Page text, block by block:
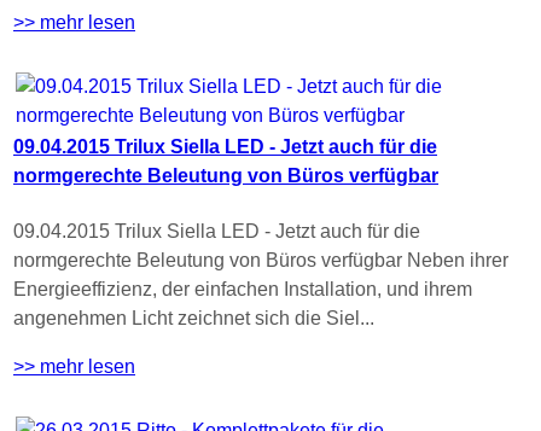
>> mehr lesen
09.04.2015 Trilux Siella LED - Jetzt auch für die
normgerechte Beleutung von Büros verfügbar
09.04.2015 Trilux Siella LED - Jetzt auch für die
normgerechte Beleutung von Büros verfügbar Neben ihrer
Energieeffizienz, der einfachen Installation, und ihrem
angenehmen Licht zeichnet sich die Siel...
>> mehr lesen